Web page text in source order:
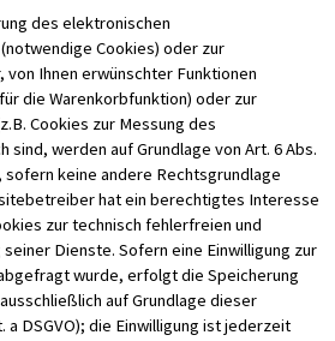
des elektronischen
Cookies) oder zur
Ihnen erwünschter Funktionen
die Warenkorbfunktion) oder zur
Cookies zur Messung des
sind, werden auf Grundlage von Art. 6 Abs.
sofern keine andere Rechtsgrundlage
hat ein berechtigtes Interesse
zur technisch fehlerfreien und
Dienste. Sofern eine Einwilligung zur
wurde, erfolgt die Speicherung
auf Grundlage dieser
a DSGVO); die Einwilligung ist jederzeit